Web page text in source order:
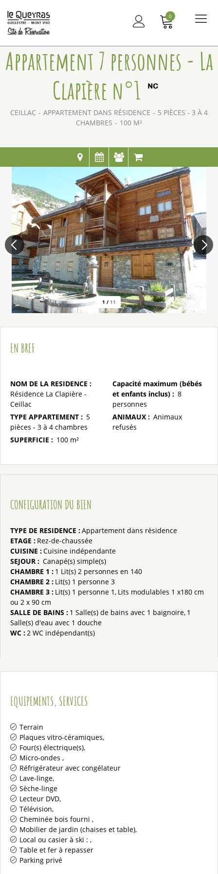
0
Appartement 7 personnes - La
Clapière n°1
CEILLAC APPARTEMENT DANS RÉSIDENCE
5 PIÈCES - 3 À 4
CHAMBRES
100 M²
1 / 11
EN BREF
NOM DE LA RESIDENCE :
Résidence La Clapière -
Ceillac
TYPE APPARTEMENT : 5
pièces - 3 à 4 chambres
SUPERFICIE : 100 m²
Capacité maximum (bébés
et enfants inclus) : 8
personnes
ANIMAUX : Animaux
refusés
CONFIGURATION DU BIEN
TYPE DE RESIDENCE :Appartement dans résidence
ETAGE : Rez-de-chaussée
CUISINE :Cuisine indépendante
SEJOUR : Canapé(s) simple(s)
CHAMBRE 1 : 1 Lit(s) 2 personnes en 140
CHAMBRE 2 : Lit(s) 1 personne 3
CHAMBRE 3 : Lit(s) 1 personne 1 Lits modulables 1 x180 cm
ou 2 x 90 cm
SALLE DE BAINS : 1 Salle(s) de bains avec 1 baignoire 1
Salle(s) d'eau avec 1 douche
WC :2 WC indépendant(s)
EQUIPEMENTS, SERVICES
Terrain
Plaques vitro-céramiques
Four(s) électrique(s)
Micro-ondes
Réfrigérateur avec congélateur
Lave-linge
Sèche-linge
Lecteur DVD
Télévision
Cheminée bois fourni
Mobilier de jardin (chaises et table)
Local ou casier à ski :
Table et fer à repasser
Parking privé